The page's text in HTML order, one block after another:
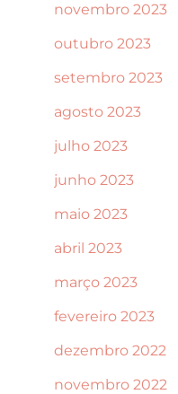
novembro 2023
outubro 2023
setembro 2023
agosto 2023
julho 2023
junho 2023
maio 2023
abril 2023
março 2023
fevereiro 2023
dezembro 2022
novembro 2022